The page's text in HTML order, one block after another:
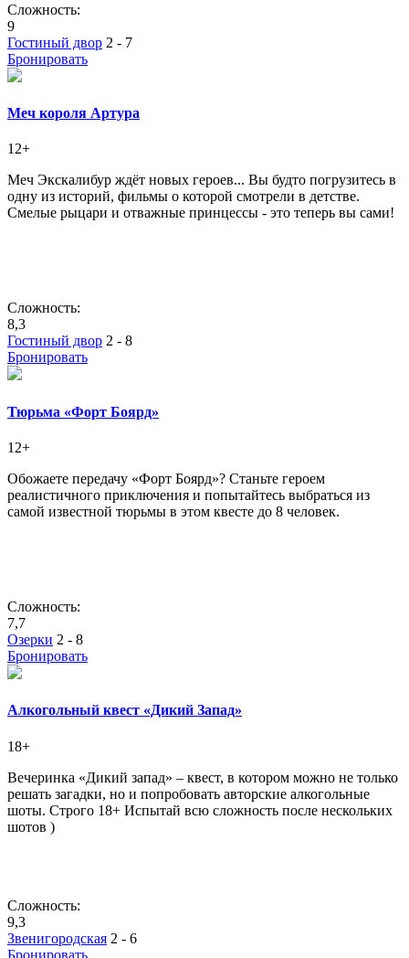
Сложность:
9
Гостиный двор 2 - 7
Бронировать
Меч короля Артура
12+
Меч Экскалибур ждёт новых героев... Вы будто погрузитесь в
одну из историй, фильмы о которой смотрели в детстве.
Смелые рыцари и отважные принцессы - это теперь вы сами!
Сложность:
8,3
Гостиный двор 2 - 8
Бронировать
Тюрьма «Форт Боярд»
12+
Обожаете передачу «Форт Боярд»? Станьте героем
реалистичного приключения и попытайтесь выбраться из
самой известной тюрьмы в этом квесте до 8 человек.
Сложность:
7,7
Озерки 2 - 8
Бронировать
Алкогольный квест «Дикий Запад»
18+
Вечеринка «Дикий запад» – квест, в котором можно не только
решать загадки, но и попробовать авторские алкогольные
шоты. Строго 18+ Испытай всю сложность после нескольких
шотов )
Сложность:
9,3
Звенигородская 2 - 6
Бронировать